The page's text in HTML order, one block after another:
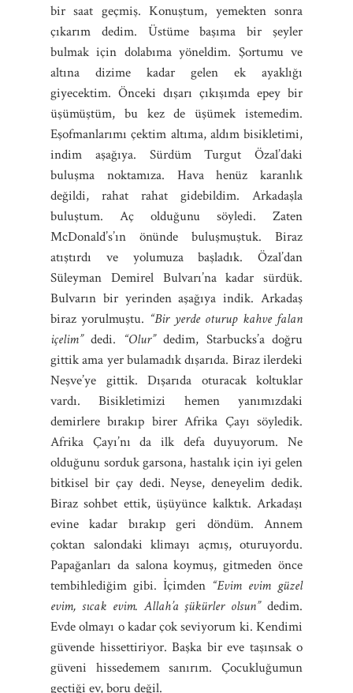
bir saat geçmiş. Konuştum, yemekten sonra
çıkarım dedim. Üstüme başıma bir şeyler
bulmak için dolabıma yöneldim. Şortumu ve
altına dizime kadar gelen ek ayaklığı
giyecektim. Önceki dışarı çıkışımda epey bir
üşümüştüm, bu kez de üşümek istemedim.
Eşofmanlarımı çektim altıma, aldım bisikletimi,
indim aşağıya. Sürdüm Turgut Özal’daki
buluşma noktamıza. Hava henüz karanlık
değildi, rahat rahat gidebildim. Arkadaşla
buluştum. Aç olduğunu söyledi. Zaten
McDonald’s’ın önünde buluşmuştuk. Biraz
atıştırdı ve yolumuza başladık. Özal’dan
Süleyman Demirel Bulvarı’na kadar sürdük.
Bulvarın bir yerinden aşağıya indik. Arkadaş
biraz yorulmuştu. “Bir yerde oturup kahve falan
içelim”dedi. “Olur”dedim, Starbucks’a doğru
gittik ama yer bulamadık dışarıda. Biraz ilerdeki
Neşve’ye gittik. Dışarıda oturacak koltuklar
vardı. Bisikletimizi hemen yanımızdaki
demirlere bırakıp birer Afrika Çayı söyledik.
Afrika Çayı’nı da ilk defa duyuyorum. Ne
olduğunu sorduk garsona, hastalık için iyi gelen
bitkisel bir çay dedi. Neyse, deneyelim dedik.
Biraz sohbet ettik, üşüyünce kalktık. Arkadaşı
evine kadar bırakıp geri döndüm. Annem
çoktan salondaki klimayı açmış, oturuyordu.
Papağanları da salona koymuş, gitmeden önce
tembihlediğim gibi. İçimden “Evim evim güzel
evim, sıcak evim. Allah’a şükürler olsun”dedim.
Evde olmayı o kadar çok seviyorum ki. Kendimi
güvende hissettiriyor. Başka bir eve taşınsak o
güveni hissedemem sanırım. Çocukluğumun
geçtiği ev, boru değil.